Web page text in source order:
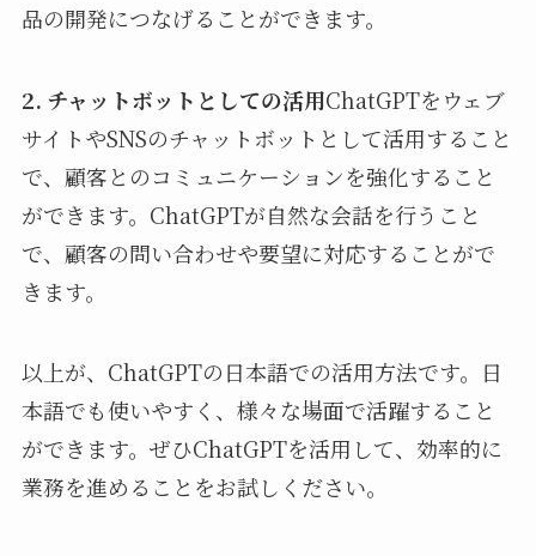
品の開発につなげることができます。
2. チャットボットとしての活用ChatGPTをウェブ
サイトやSNSのチャットボットとして活用すること
で、顧客とのコミュニケーションを強化すること
ができます。ChatGPTが自然な会話を行うこと
で、顧客の問い合わせや要望に対応することがで
きます。
以上が、ChatGPTの日本語での活用方法です。日
本語でも使いやすく、様々な場面で活躍すること
ができます。ぜひChatGPTを活用して、効率的に
業務を進めることをお試しください。